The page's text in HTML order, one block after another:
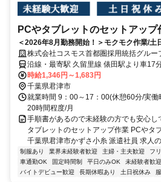
PCやタブレットのセットアップ
＜2026年8月勤務開始！＞モクモク作業/土
ので通勤もラクラク♪/20代～40代の方活躍中
株式会社コスモス首都圏採用統括グルー
沿線・最寄駅 久留里線 俵田駅より車17
分/木更津JCTより車17分 ※車通勤OK ※
（所要時間25分）
時給1,346円～1,683円
千葉県君津市
就業時間 9：00～17：00(休憩60分/実働
20時間程度/月
手順書があるので未経験の方でも安心
タブレットのセットアップ作業 PCやタ
千葉県君津市かずさ小糸 派遣社員 求人
制服あり 業界未経験者歓迎 主婦・主夫歓迎 フ
車通勤OK
固定時間制 平日のみOK 未経験者歓迎
バイトデビュー歓迎
長期休暇あり 土日祝休み